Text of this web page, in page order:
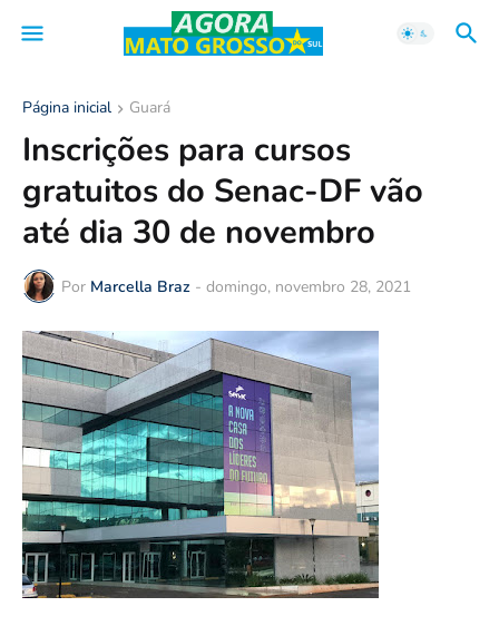
Página inicial Guará
Inscrições para cursos
gratuitos do Senac-DF vão
até dia 30 de novembro
Por Marcella Braz - domingo, novembro 28, 2021